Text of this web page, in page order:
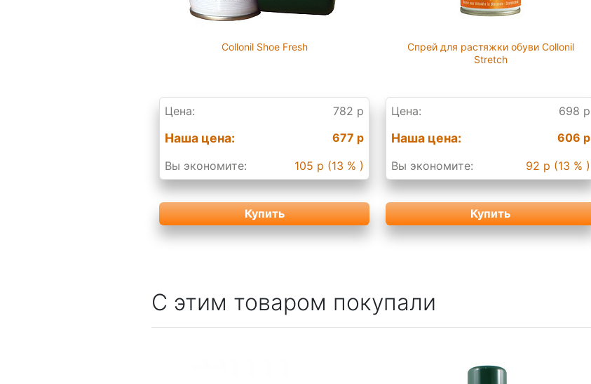
Collonil Shoe Fresh
Цена: 782 р
Наша цена:
677 р
Вы экономите:
105 р (13 % )
Купить
Спрей для растяжки обуви Collonil
Stretch
Цена: 698 р
Наша цена:
606 р
Вы экономите:
92 р (13 % )
Купить
С этим товаром покупали